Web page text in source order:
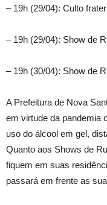
– 19h (29/04): Culto
– 19h (29/04): Show de
– 19h (30/04): Show de
A Prefeitura de Nova
em virtude da pandemia
uso do álcool em gel,
Quanto aos Shows de
fiquem em suas
passará em frente as